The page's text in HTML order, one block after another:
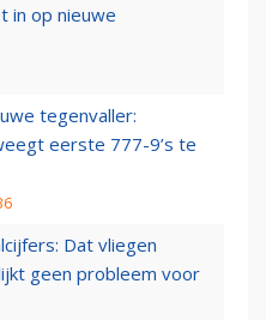
in op nieuwe
tegenvaller:
eerste 777-9’s te
Dat vliegen
geen probleem voor